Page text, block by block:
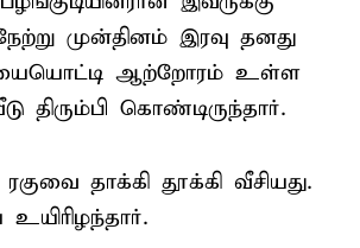
முன்தினம் இரவு தனது
ஆற்றோரம் உள்ள
திரும்பி கொண்டிருந்தார்.
தாக்கி தூக்கி வீசியது.